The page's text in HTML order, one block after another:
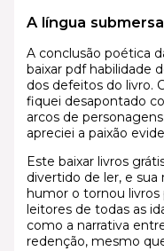
A língua
A conclusão poética
baixar pdf habilidade
dos defeitos do livro.
fiquei desapontado
arcos de
apreciei a paixão
Este baixar livros
divertido de ler, e
humor o tornou livros
leitores de todas as
como a narrativa
redenção, mesmo